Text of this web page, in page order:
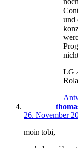
und
LG
26. November
moin tobi,